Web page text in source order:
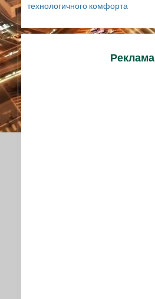
технологичного комфорта
Реклама